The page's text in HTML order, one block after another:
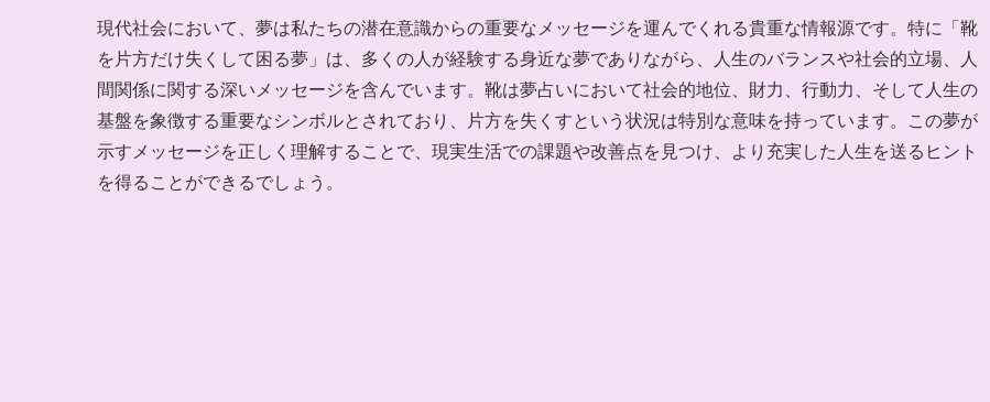
現代社会において、夢は私たちの潜在意識からの重要なメッセージを運んでくれる貴重な情報源です。特に「靴
を片方だけ失くして困る夢」は、多くの人が経験する身近な夢でありながら、人生のバランスや社会的立場、人
間関係に関する深いメッセージを含んでいます。靴は夢占いにおいて社会的地位、財力、行動力、そして人生の
基盤を象徴する重要なシンボルとされており、片方を失くすという状況は特別な意味を持っています。この夢が
示すメッセージを正しく理解することで、現実生活での課題や改善点を見つけ、より充実した人生を送るヒント
を得ることができるでしょう。